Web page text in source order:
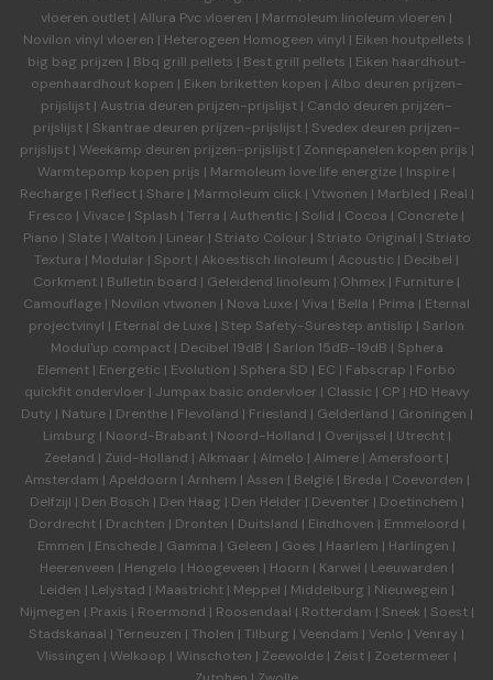
vloeren outlet | Allura Pvc vloeren | Marmoleum linoleum vloeren |
Novilon vinyl vloeren | Heterogeen Homogeen vinyl | Eiken houtpellets |
big bag prijzen | Bbq grill pellets | Best grill pellets | Eiken haardhout-
openhaardhout kopen | Eiken briketten kopen | Albo deuren prijzen-
prijslijst | Austria deuren prijzen-prijslijst | Cando deuren prijzen-
prijslijst | Skantrae deuren prijzen-prijslijst | Svedex deuren prijzen-
prijslijst| Weekamp deuren prijzen-prijslijst| Zonnepanelen kopen prijs |
Warmtepomp kopen prijs | Marmoleum love life energize | Inspire |
Recharge| Reflect| Share| Marmoleum click| Vtwonen | Marbled | Real |
Fresco | Vivace | Splash | Terra | Authentic | Solid | Cocoa | Concrete |
Piano | Slate| Walton | Linear | Striato Colour | Striato Original | Striato
Textura | Modular | Sport | Akoestisch linoleum | Acoustic | Decibel |
Corkment | Bulletin board | Geleidend linoleum | Ohmex | Furniture |
Camouflage | Novilon vtwonen | Nova Luxe | Viva | Bella | Prima | Eternal
projectvinyl | Eternal de Luxe | Step Safety-Surestep antislip | Sarlon
Modul'up compact| Decibel 19dB | Sarlon 15dB-19dB | Sphera
Element | Energetic | Evolution | Sphera SD | EC | Fabscrap | Forbo
quickfit ondervloer | Jumpax basic ondervloer | Classic | CP| HD Heavy
Duty | Nature| Drenthe| Flevoland | Friesland | Gelderland | Groningen |
Limburg | Noord-Brabant| Noord-Holland | Overijssel | Utrecht|
Zeeland | Zuid-Holland | Alkmaar | Almelo | Almere | Amersfoort |
Amsterdam | Apeldoorn | Arnhem | Assen | België| Breda | Coevorden |
Delfzijl | Den Bosch | Den Haag | Den Helder | Deventer | Doetinchem |
Dordrecht| Drachten | Dronten | Duitsland | Eindhoven | Emmeloord |
Emmen | Enschede | Gamma | Geleen | Goes | Haarlem | Harlingen |
Heerenveen | Hengelo | Hoogeveen | Hoorn | Karwei | Leeuwarden |
Leiden | Lelystad | Maastricht| Meppel | Middelburg | Nieuwegein |
Nijmegen | Praxis | Roermond | Roosendaal | Rotterdam | Sneek| Soest|
Stadskanaal | Terneuzen | Tholen | Tilburg | Veendam | Venlo | Venray |
Vlissingen | Welkoop | Winschoten | Zeewolde | Zeist | Zoetermeer |